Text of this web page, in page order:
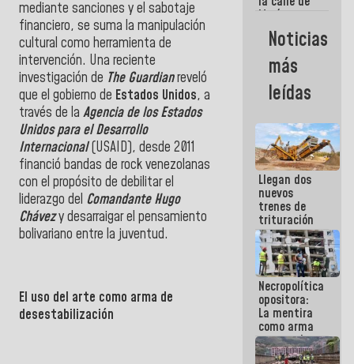
mediante sanciones y el sabotaje
financiero, se suma la manipulación
cultural como herramienta de
intervención. Una reciente
investigación de The Guardianreveló
que el gobierno de Estados Unidos, a
través de la Agencia de los Estados
Unidos para el Desarrollo
Internacional(USAID), desde 2011
financió bandas de rock venezolanas
con el propósito de debilitar el
liderazgo del Comandante Hugo
Chávezy desarraigar el pensamiento
bolivariano entre la juventud.
El uso del arte como arma de
desestabilización
María
Machado se
estrellaron
de frente
contra el
Pueblo
Noticias
más
leídas
Llegan dos
nuevos
trenes de
trituración
para
optimizar
manejo de
escombros
en La Guaira
Necropolítica
opositora:
La mentira
como arma
contra el
Pueblo